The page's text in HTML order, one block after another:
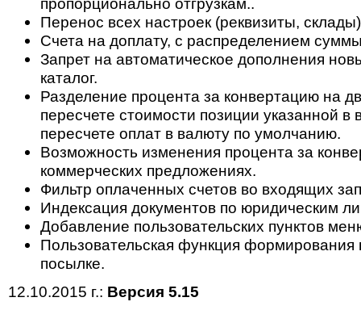
Перенос всех настроек (реквизиты,
Счета на доплату, с распределением
Запрет на автоматическое дополнения
каталог.
Разделение процента за конвертацию на
пересчете стоимости позиции указанной в
пересчете оплат в валюту по умолчанию.
Возможность изменения процента за
коммерческих предложениях.
Фильтр оплаченных счетов во входящих
Индексация документов по юридическим
Добавление пользовательских пунктов
Пользовательская функция формирования
посылке.
12.10.2015 г.: Версия 5.15